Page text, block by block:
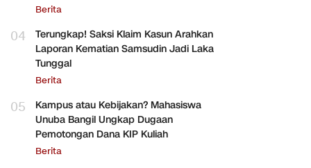
Berita
04
Terungkap! Saksi Klaim Kasun Arahkan
Laporan Kematian Samsudin Jadi Laka
Tunggal
Berita
05
Kampus atau Kebijakan? Mahasiswa
Unuba Bangil Ungkap Dugaan
Pemotongan Dana KIP Kuliah
Berita